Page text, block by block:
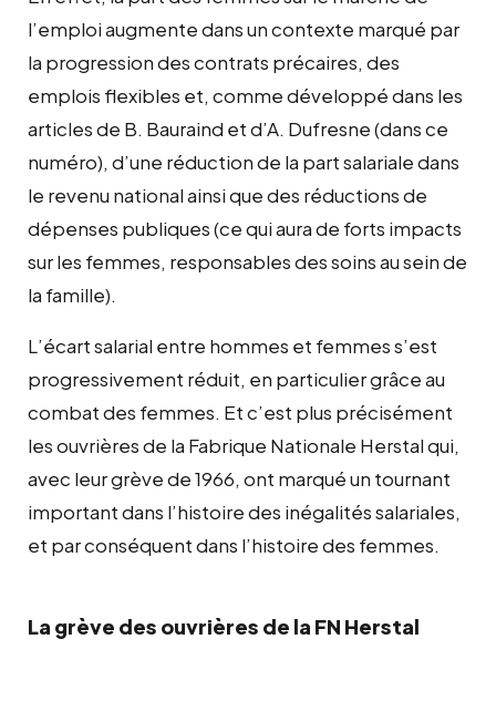
l’emploi augmente dans un contexte marqué par
la progression des contrats précaires, des
emplois flexibles et, comme développé dans les
articles de B. Bauraind et d’A. Dufresne (dans ce
numéro), d’une réduction de la part salariale dans
le revenu national ainsi que des réductions de
dépenses publiques (ce qui aura de forts impacts
sur les femmes, responsables des soins au sein de
la famille).
L’écart salarial entre hommes et femmes s’est
progressivement réduit, en particulier grâce au
combat des femmes. Et c’est plus précisément
les ouvrières de la Fabrique Nationale Herstal qui,
avec leur grève de 1966, ont marqué un tournant
important dans l’histoire des inégalités salariales,
et par conséquent dans l’histoire des femmes.
La grève des ouvrières de la FN Herstal